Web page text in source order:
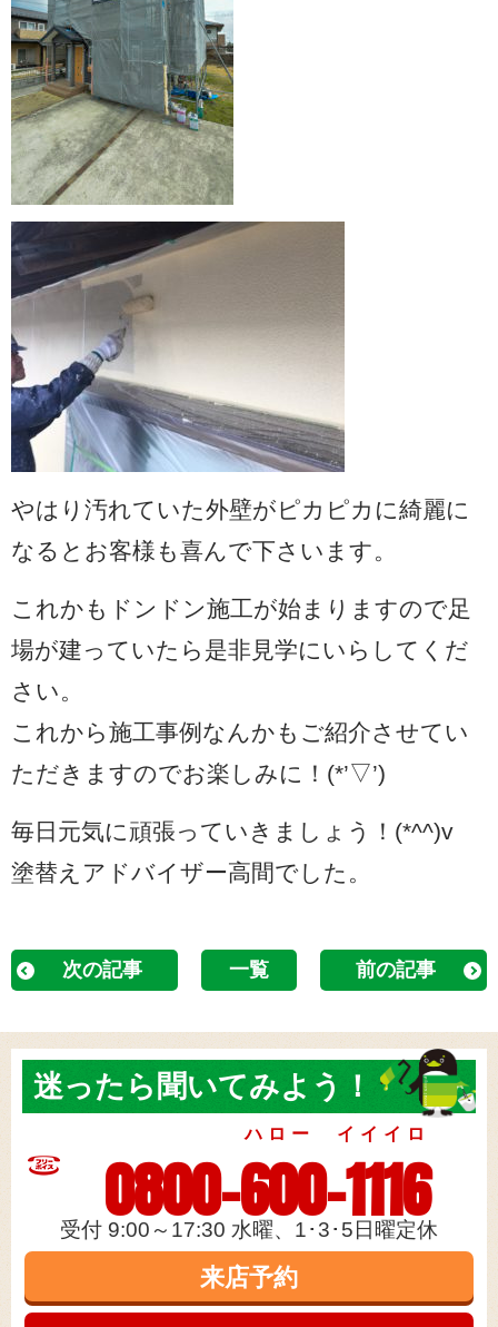
やはり汚れていた外壁がピカピカに綺麗に
なるとお客様も喜んで下さいます。
これかもドンドン施工が始まりますので足
場が建っていたら是非見学にいらしてくだ
さい。
これから施工事例なんかもご紹介させてい
ただきますのでお楽しみに！(*’▽’)
毎日元気に頑張っていきましょう！(*^^)v
塗替えアドバイザー高間でした。
次の記事 一覧 前の記事
迷ったら 聞いてみよう！
0800-600-1116
ハロー イイイロ
受付 9:00～17:30 水曜、1･3･5日曜定休
来店予約